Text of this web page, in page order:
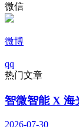
微信
微博
qq
热门文章
智微智能 X 海
2026-07-30